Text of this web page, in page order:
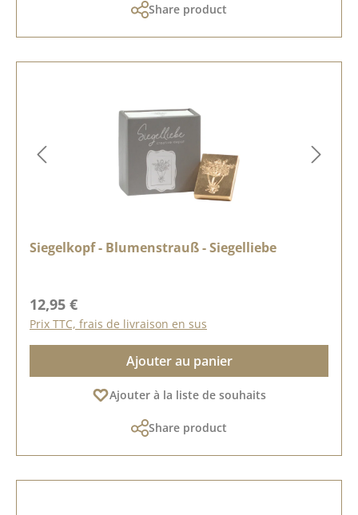
Share product
Siegelkopf - Blumenstrauß - Siegelliebe
Prix régulier :
12,95 €
Prix TTC, frais de livraison en sus
Ajouter au panier
Ajouter à la liste de souhaits
Share product